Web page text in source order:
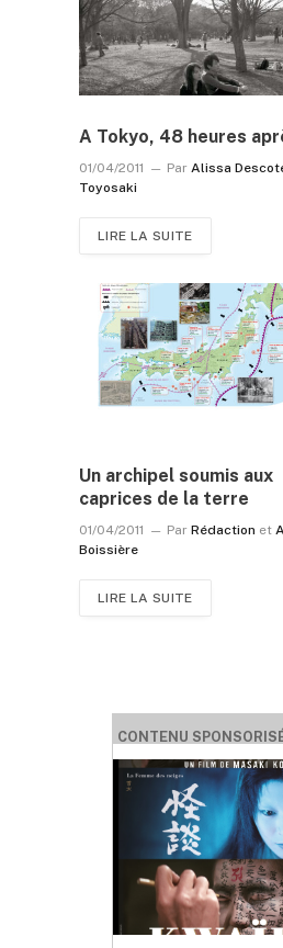
A Tokyo, 48 heures
01/04/2011 Par Alissa
Toyosaki
LIRE LA SUITE
Un archipel soumis aux
caprices de la terre
01/04/2011 Par Rédaction et
Boissière
LIRE LA SUITE
CONTENU